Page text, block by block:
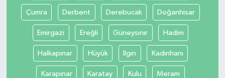
Çumra Derbent Derebucak Doğanhisar
Emirgazi Ereğli Güneysınır Hadim
Halkapınar Hüyük Ilgın Kadınhanı
Karapınar Karatay Kulu Meram